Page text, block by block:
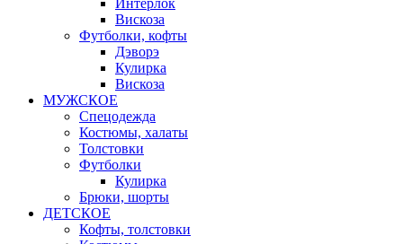
Интерлок
Вискоза
Футболки, кофты
Дэворэ
Кулирка
Вискоза
МУЖСКОЕ
Спецодежда
Костюмы, халаты
Толстовки
Футболки
Кулирка
Брюки, шорты
ДЕТСКОЕ
Кофты, толстовки